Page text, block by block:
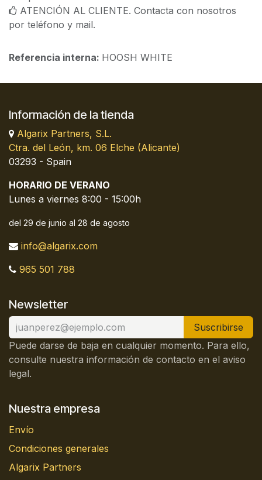
ATENCIÓN AL CLIENTE. Contacta con nosotros
por teléfono y mail.
Referencia interna: HOOSH WHITE
Información de la tienda
Algarix Partners, S.L.
Ctra. del León, km. 06 Elche (Alicante)
03293 - Spain
HORARIO DE VERANO
Lunes a viernes 8:00 - 15:00h
del 29 de junio al 28 de agosto
info@algarix.com
965 501 788
Newsletter
Suscribirse
Puede darse de baja en cualquier momento. Para ello,
consulte nuestra información de contacto en el aviso
legal.
Nuestra empresa
Envío
Condiciones generales
Algarix Partners